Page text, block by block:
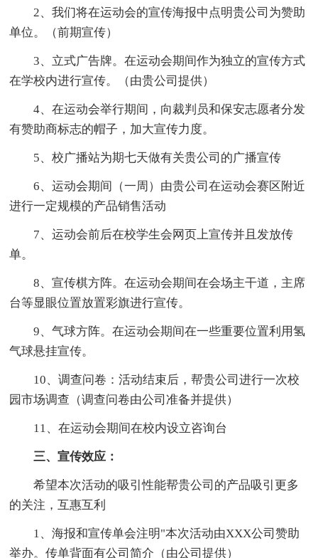
2、我们将在运动会的宣传海报中点明贵公司为赞助
单位。（前期宣传）
3、立式广告牌。在运动会期间作为独立的宣传方式
在学校内进行宣传。（由贵公司提供）
4、在运动会举行期间，向裁判员和保安志愿者分发
有赞助商标志的帽子，加大宣传力度。
5、校广播站为期七天做有关贵公司的广播宣传
6、运动会期间（一周）由贵公司在运动会赛区附近
进行一定规模的产品销售活动
7、运动会前后在校学生会网页上宣传并且发放传
单。
8、宣传棋方阵。在运动会期间在会场主干道，主席
台等显眼位置放置彩旗进行宣传。
9、气球方阵。在运动会期间在一些重要位置利用氢
气球悬挂宣传。
10、调查问卷：活动结束后，帮贵公司进行一次校
园市场调查（调查问卷由公司准备并提供）
11、在运动会期间在校内设立咨询台
三、宣传效应：
希望本次活动的吸引性能帮贵公司的产品吸引更多
的关注，互惠互利
1、海报和宣传单会注明"本次活动由XXX公司赞助
举办。传单背面有公司简介（由公司提供）